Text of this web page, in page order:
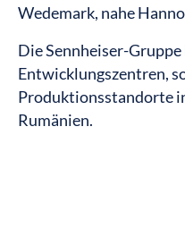
Wedemark, nahe
Die Sennheiser-Gruppe
Entwicklungszentren,
Produktionsstandorte
Rumänien.